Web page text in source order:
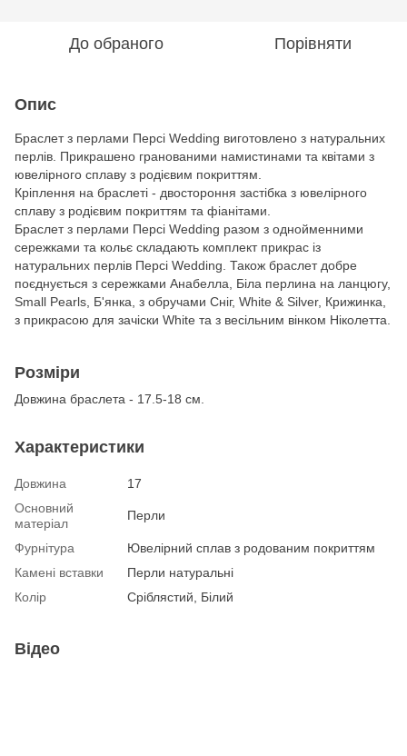
До обраного Порівняти
Опис
Браслет з перлами Персі Wedding виготовлено з натуральних
перлів. Прикрашено гранованими намистинами та квітами з
ювелірного сплаву з родієвим покриттям.
Кріплення на браслеті - двостороння застібка з ювелірного
сплаву з родієвим покриттям та фіанітами.
Браслет з перлами Персі Wedding разом з однойменними
сережками та кольє складають комплект прикрас із
натуральних перлів Персі Wedding. Також браслет добре
поєднується з сережками Анабелла, Біла перлина на ланцюгу,
Small Pearls, Б'янка, з обручами Сніг, White & Silver, Крижинка,
з прикрасою для зачіски White та з весільним вінком Ніколетта.
Розміри
Довжина браслета - 17.5-18 см.
Характеристики
Довжина
17
Основний
матеріал
Перли
Фурнітура
Ювелірний сплав з родованим покриттям
Камені вставки
Перли натуральні
Колір
Сріблястий, Білий
Відео